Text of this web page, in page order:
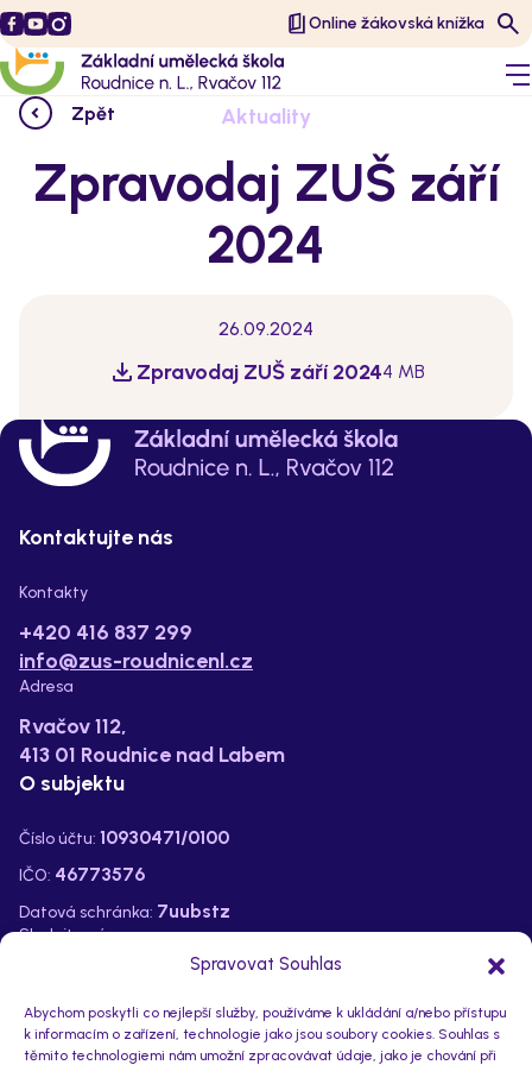
Spravovat Souhlas
Abychom poskytli co nejlepší služby, používáme k ukládání a/nebo přístupu
k informacím o zařízení, technologie jako jsou soubory cookies. Souhlas s
těmito technologiemi nám umožní zpracovávat údaje, jako je chování při
Online žákovská knížka
Zpět Aktuality
Zpravodaj ZUŠ září
2024
26.09.2024
Zpravodaj ZUŠ září 20244 MB
Sledujte nás na:
Kontaktujte nás
Kontakty
+420 416 837 299
info@zus-roudnicenl.cz
Adresa
Rvačov 112,
413 01 Roudnice nad Labem
O subjektu
Číslo účtu: 10930471/0100
IČO: 46773576
Datová schránka: 7uubstz